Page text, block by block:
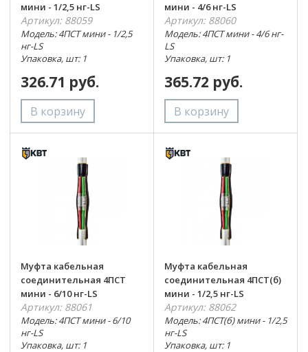
мини - 1/2,5 нг-LS
Артикул: 88059
Модель: 4ПСТ мини - 1/2,5
нг-LS
Упаковка, шт: 1
326.71 руб.
мини - 4/6 нг-LS
Артикул: 88060
Модель: 4ПСТ мини - 4/6 нг-
LS
Упаковка, шт: 1
365.72 руб.
Муфта кабельная
соединительная 4ПСТ
мини - 6/10 нг-LS
Артикул: 88061
Модель: 4ПСТ мини - 6/10
нг-LS
Упаковка, шт: 1
Муфта кабельная
соединительная 4ПСТ(б)
мини - 1/2,5 нг-LS
Артикул: 88062
Модель: 4ПСТ(б) мини - 1/2,5
нг-LS
Упаковка, шт: 1